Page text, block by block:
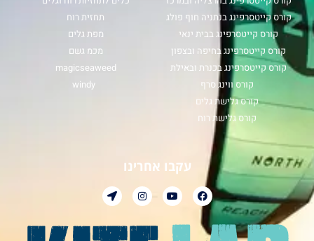
קורס קייטסרפינג בנתניה חוף פולג
קורס קייטסרפינג בבית ינאי
קורס קייטסרפינג בחיפה ובצפון
קורס קייטסרפינג בכנרת ובאילת
קורס ווינג סרף
קורס גלישת גלים
קורס גלישת רוח
תחזית רוח
מפת גלים
מכמ גשם
magicseaweed
windy
עקבו אחרינו